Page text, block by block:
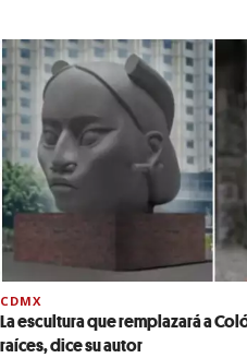
CDMX
La escultura que remplazará a
raíces, dice su autor